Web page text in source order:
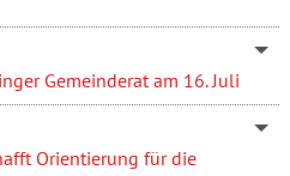
Gemeinderat am 16. Juli
Orientierung für die